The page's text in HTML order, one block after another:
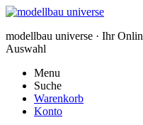
modellbau universe · Ihr
Auswahl
Menu
Suche
Warenkorb
Konto